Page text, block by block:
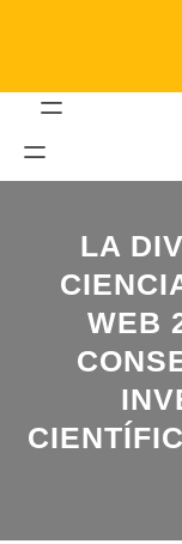
LA
WEB